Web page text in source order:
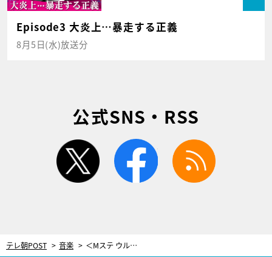
Episode3 大炎上…暴走する正義
8月5日(水)放送分
公式SNS・RSS
twitter facebook
テレ朝POST 音楽 ＜Mステ ウルトラSUPER LIVE＞King & Prince、“冬のコーディネート”で登場！「デートしている感覚で楽しんで」